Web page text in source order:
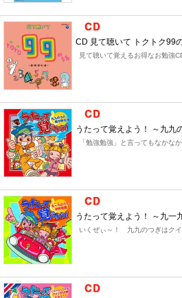
CD 見て聴いて トクトク99
見て聴いて覚えるお得なお勉強
うたって覚えよう！ ～九九
「勉強勉強」と言ってもなかな
うたって覚えよう！ ～九一
いくぜぃ～！ 九九のつぎはクイ